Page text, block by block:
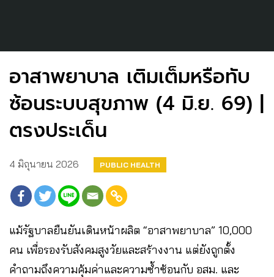
อาสาพยาบาล เติมเต็มหรือทับ
ซ้อนระบบสุขภาพ (4 มิ.ย. 69) |
ตรงประเด็น
4 มิถุนายน 2026 PUBLIC HEALTH
แม้รัฐบาลยืนยันเดินหน้าผลิต “อาสาพยาบาล” 10,000
คน เพื่อรองรับสังคมสูงวัยและสร้างงาน แต่ยังถูกตั้ง
คำถามถึงความคุ้มค่าและความซ้ำซ้อนกับ อสม. และ